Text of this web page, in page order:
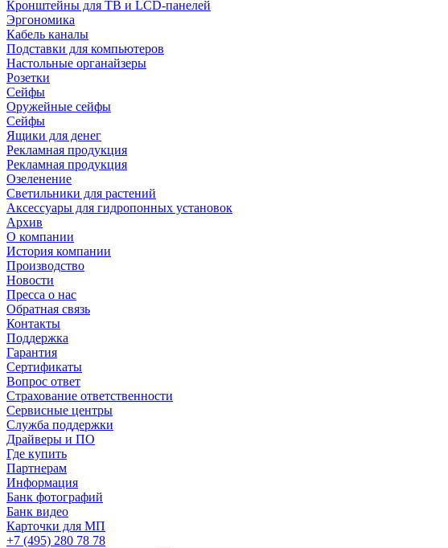
Кронштейны для ТВ и LCD-панелей
Эргономика
Кабель каналы
Подставки для компьютеров
Настольные органайзеры
Розетки
Сейфы
Оружейные сейфы
Сейфы
Ящики для денег
Рекламная продукция
Рекламная продукция
Озеленение
Светильники для растений
Аксессуары для гидропонных установок
Архив
О компании
История компании
Производство
Новости
Пресса о нас
Обратная связь
Контакты
Поддержка
Гарантия
Сертификаты
Вопрос ответ
Страхование ответственности
Сервисные центры
Служба поддержки
Драйверы и ПО
Где купить
Партнерам
Информация
Банк фотографий
Банк видео
Карточки для МП
+7 (495) 280 78 78